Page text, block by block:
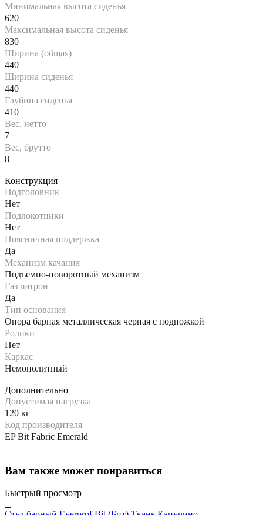
Минимальная высота сиденья
620
Максимальная высота сиденья
830
Ширина (общая)
440
Ширина сиденья
440
Глубина сиденья
410
Вес, нетто
7
Вес, брутто
8
Конструкция
Подголовник
Нет
Подлокотники
Нет
Поясничная поддержка
Да
Механизм качания
Подъемно-поворотный механизм
Газ патрон
Да
Тип основания
Опора барная металлическая черная с подножкой
Ролики
Нет
Каркас
Немонолитный
Дополнительно
Допустимая нагрузка
120 кг
Код производителя
EP Bit Fabric Emerald
Вам также может понравиться
Быстрый просмотр